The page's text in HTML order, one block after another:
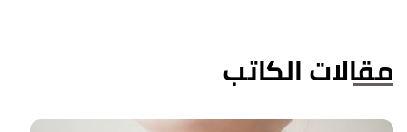
مقالات الكاتب